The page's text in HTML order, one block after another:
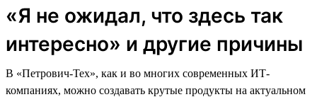
«Я не ожидал, что здесь так
интересно» и другие причины
В «Петрович-Тех», как и во многих современных ИТ-
компаниях, можно создавать крутые продукты на актуальном